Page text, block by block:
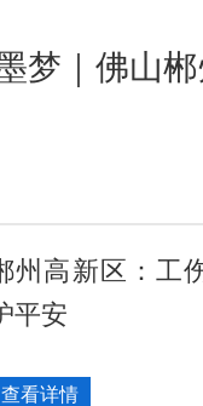
梦｜佛山
州高新区：工
平安
查看详情